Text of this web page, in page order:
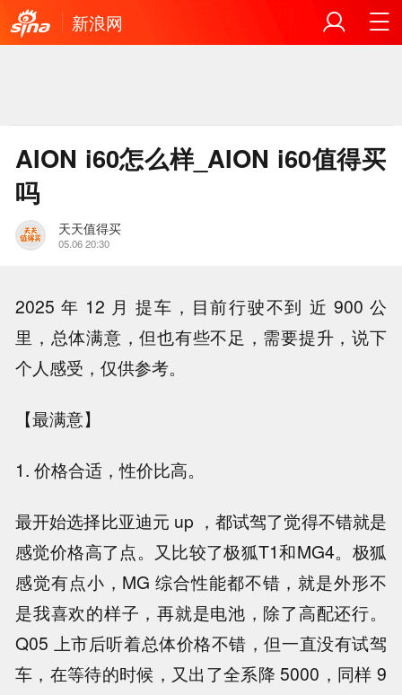
新浪网
AION i60怎么样_AION i60值得买
吗
天天值得买
05.06 20:30
2025 年 12 月 提车，目前行驶不到 近 900 公
里，总体满意，但也有些不足，需要提升，说下
个人感受，仅供参考。
【最满意】
1. 价格合适，性价比高。
最开始选择比亚迪元 up ，都试驾了觉得不错就是
感觉价格高了点。又比较了极狐T1和MG4。极狐
感觉有点小，MG 综合性能都不错，就是外形不
是我喜欢的样子，再就是电池，除了高配还行。
Q05 上市后听着总体价格不错，但一直没有试驾
车，在等待的时候，又出了全系降 5000，同样 9